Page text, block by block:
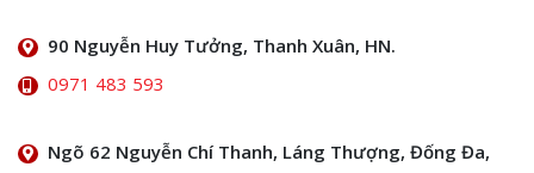
90 Nguyễn Huy Tưởng, Thanh Xuân, HN.
0971 483 593
Ngõ 62 Nguyễn Chí Thanh, Láng Thượng, Đống Đa,